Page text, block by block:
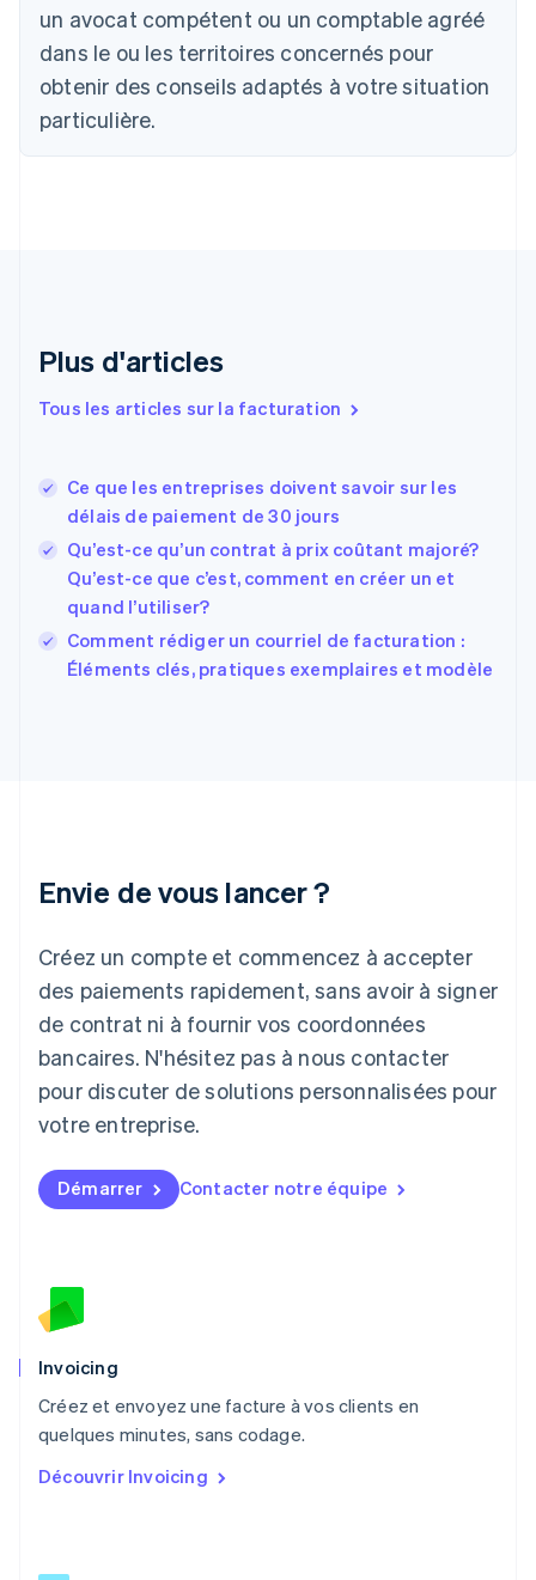
un avocat compétent ou un comptable agréé
dans le ou les territoires concernés pour
obtenir des conseils adaptés à votre situation
particulière.
Plus d'articles
Tous les articles sur la facturation
Ce que les entreprises doivent savoir sur les
délais de paiement de 30 jours
Qu’est-ce qu’un contrat à prix coûtant majoré?
Qu’est-ce que c’est, comment en créer un et
quand l’utiliser?
Comment rédiger un courriel de facturation :
Éléments clés, pratiques exemplaires et modèle
Envie de vous lancer ?
Créez un compte et commencez à accepter
des paiements rapidement, sans avoir à signer
de contrat ni à fournir vos coordonnées
bancaires. N'hésitez pas à nous contacter
pour discuter de solutions personnalisées pour
votre entreprise.
Démarrer Contacter notre équipe
Invoicing
Créez et envoyez une facture à vos clients en
quelques minutes, sans codage.
Découvrir Invoicing
English
Canada
Chine continentale
简体中文English
Español English
English
Finlande
English Svenska
Français English
Gibraltar
English
Grèce
English
Hongrie
日本語 English
English
Liechtenstein
Deutsch English
Lituanie
English
Luxembourg
FrançaisDeutschEnglish
Malaisie
Malte
English
Mexique
English
Nouvelle-Zélande
Pays-Bas
Nederlands
Pologne
English
PortuguêsEnglish